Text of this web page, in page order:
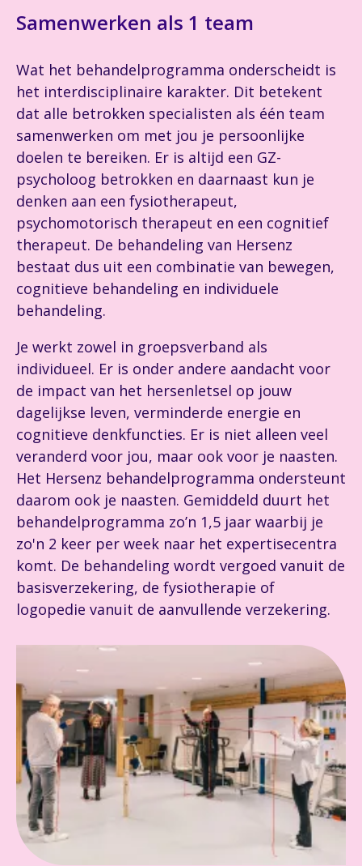
Samenwerken als 1 team
Wat het behandelprogramma onderscheidt is
het interdisciplinaire karakter. Dit betekent
dat alle betrokken specialisten als één team
samenwerken om met jou je persoonlijke
doelen te bereiken. Er is altijd een GZ-
psycholoog betrokken en daarnaast kun je
denken aan een fysiotherapeut,
psychomotorisch therapeut en een cognitief
therapeut. De behandeling van Hersenz
bestaat dus uit een combinatie van bewegen,
cognitieve behandeling en individuele
behandeling.
Je werkt zowel in groepsverband als
individueel. Er is onder andere aandacht voor
de impact van het hersenletsel op jouw
dagelijkse leven, verminderde energie en
cognitieve denkfuncties. Er is niet alleen veel
veranderd voor jou, maar ook voor je naasten.
Het Hersenz behandelprogramma ondersteunt
daarom ook je naasten. Gemiddeld duurt het
behandelprogramma zo’n 1,5 jaar waarbij je
zo'n 2 keer per week naar het expertisecentra
komt. De behandeling wordt vergoed vanuit de
basisverzekering, de fysiotherapie of
logopedie vanuit de aanvullende verzekering.